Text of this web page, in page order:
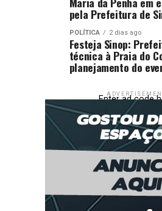
pela Prefeitura de
POLÍTICA 2 dias ago
Festeja Sinop:
técnica à Praia do
planejamento do
Enter ad code